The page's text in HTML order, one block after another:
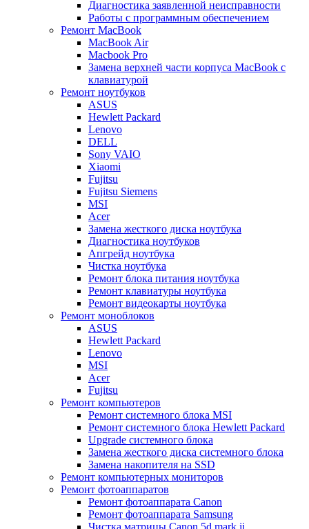
Диагностика заявленной неисправности
Работы с программным обеспечением
Ремонт MacBook
MacBook Air
Macbook Pro
Замена верхней части корпуса MacBook с
клавиатурой
Ремонт ноутбуков
ASUS
Hewlett Packard
Lenovo
DELL
Sony VAIO
Xiaomi
Fujitsu
Fujitsu Siemens
MSI
Acer
Замена жесткого диска ноутбука
Диагностика ноутбуков
Апгрейд ноутбука
Чистка ноутбука
Ремонт блока питания ноутбука
Ремонт клавиатуры ноутбука
Ремонт видеокарты ноутбука
Ремонт моноблоков
ASUS
Hewlett Packard
Lenovo
MSI
Acer
Fujitsu
Ремонт компьютеров
Ремонт системного блока MSI
Ремонт системного блока Hewlett Packard
Upgrade системного блока
Замена жесткого диска системного блока
Замена накопителя на SSD
Ремонт компьютерных мониторов
Ремонт фотоаппаратов
Ремонт фотоаппарата Canon
Ремонт фотоаппарата Samsung
Чистка матрицы Canon 5d mark ii